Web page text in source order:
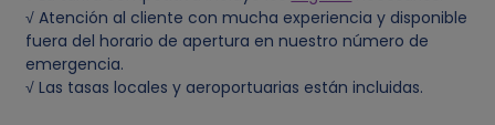
√ Atención al cliente con mucha experiencia y disponible
fuera del horario de apertura en nuestro número de
emergencia.
√ Las tasas locales y aeroportuarias están incluidas.
r
s